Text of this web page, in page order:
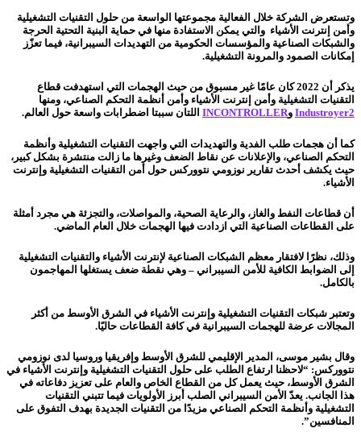
وتستعرض الشركة خلال الفعالية مجموعتها الواسعة من حلول التقنيات التشغيلية
وأمن إنترنت الأشياء والتي يمكن الاستفادة منها في حماية البنية التحتية الحرجة
والشبكات الصناعية والمؤسسات الحكومية من التهديدات السيبرانية، فيما تعزّز
إمكانات الصمود والمرونة التشغيلية.
يذكر أن 2022 كان عامًا غير مسبوق من حيث الهجمات التي استهدفت قطاع
التقنيات التشغيلية وأمن إنترنت الأشياء وأمن أنظمة التحكم الصناعي، ومنها
Industroyer2 وINCONTROLLER اللتان سببتا اضطرابات واسعة حول العالم.
كما أن هجمات طلب الفدية والتهديدات التي واجهت التقنيات التشغيلية وأنظمة
التحكم الصناعي، والإعلانات عن نقاط الضعف وغيرها ما زالت منتشرة بشكل كبير،
حيث يكشف أحدث تقارير نوزومي نتووركس حول أمن التقنيات التشغيلية وإنترنت
الأشياء.
أن قطاعات النفط والغاز، والرعاية الصحية، والمواصلات، والتجزئة هي مجرد أمثلة
على القطاعات الصناعية التي ازدادت فيها الهجمات خلال العام الماضي.
وذلك، نظرًا لافتقار معظم الشبكات الصناعية لإنترنت الأشياء والتقنيات التشغيلية
إلى الضوابط الكافية للأمن السيبراني – وهي نقطة ضعف يستغلها المهاجمون
بالكامل.
وتعتبر شبكات التقنيات التشغيلية وإنترنت الأشياء في الشرق الأوسط من أكثر
المجالات عرضة للهجمات السيبرانية في كافة القطاعات حاليًا.
وقال بشير موسى، المدير الإقليمي للشرق الأوسط وإفريقيا وروسيا لدى نوزومي
نتووركس: “لاحظنا ارتفاع الطلب على حلول التقنيات التشغيلية وإنترنت الأشياء في
الشرق الأوسط، حيث يعمل كل من القطاع الخاص والعام على تعزيز دفاعاته في
هذا الجانب. يعدّ الأمن السيبراني الصلب أبرز الأولويات فيما تتبني التقنيات
التشغيلية وأنظمة التحكم الصناعي مزيدًا من التقنيات الجديدة بهدف التفوق على
المنافسين”.